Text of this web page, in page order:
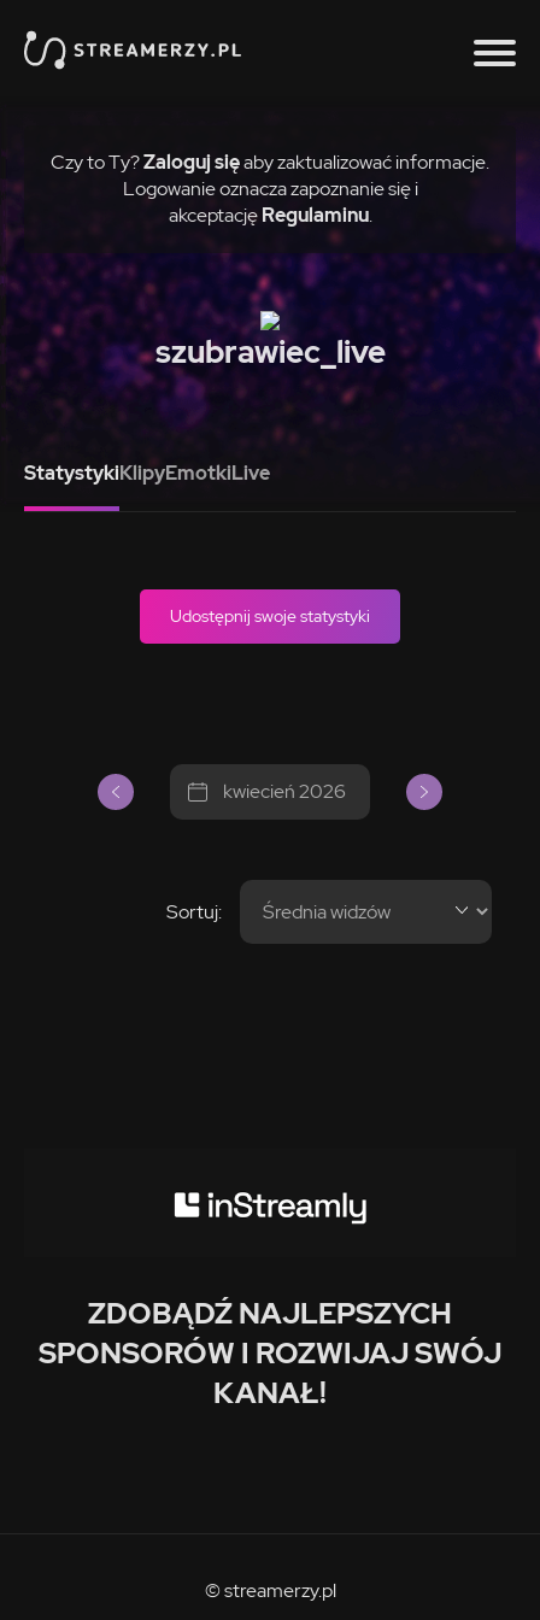
Czy to Ty?Zaloguj sięaby zaktualizować informacje.
Logowanie oznacza zapoznanie się i
akceptację Regulaminu.
szubrawiec_live
StatystykiKlipyEmotkiLive
Udostępnij swoje statystyki
kwiecień 2026
Sortuj:
ZDOBĄDŹ NAJLEPSZYCH
SPONSORÓW I ROZWIJAJ SWÓJ
KANAŁ!
© streamerzy.pl